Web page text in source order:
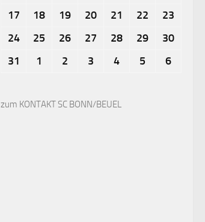
17
18 19 20 21 22
23
24
25 26 27 28 29
30
31
1 2 3 4 5 6
zum KONTAKT SC BONN/BEUEL